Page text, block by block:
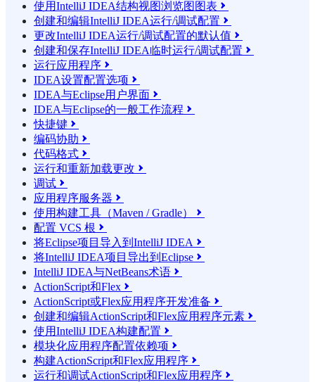
使用IntelliJ IDEA结构视图浏览图图表 
创建和编辑IntelliJ IDEA运行/调试配置 
更改IntelliJ IDEA运行/调试配置的默认值 
创建和保存IntelliJ IDEA临时运行/调试配置 
运行应用程序 
IDEA设置配置选项 
IDEA与Eclipse用户界面 
IDEA与Eclipse的一般工作流程 
快捷键 
编码协助 
代码格式 
运行和重新加载更改 
调试 
应用程序服务器 
使用构建工具（Maven / Gradle） 
配置 VCS 根 
将Eclipse项目导入到IntelliJ IDEA 
将IntelliJ IDEA项目导出到Eclipse 
IntelliJ IDEA与NetBeans术语 
ActionScript和Flex 
ActionScript或Flex应用程序开发准备 
创建和编辑ActionScript和Flex应用程序元素 
使用IntelliJ IDEA构建配置 
模块化应用程序配置依赖项 
构建ActionScript和Flex应用程序 
运行和调试ActionScript和Flex应用程序 